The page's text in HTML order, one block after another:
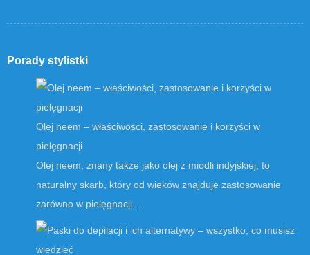
Porady stylistki
Olej neem – właściwości, zastosowanie i korzyści w
pielęgnacji
Olej neem, znany także jako olej z miodli indyjskiej, to
naturalny skarb, który od wieków znajduje zastosowanie
zarówno w pielęgnacji …